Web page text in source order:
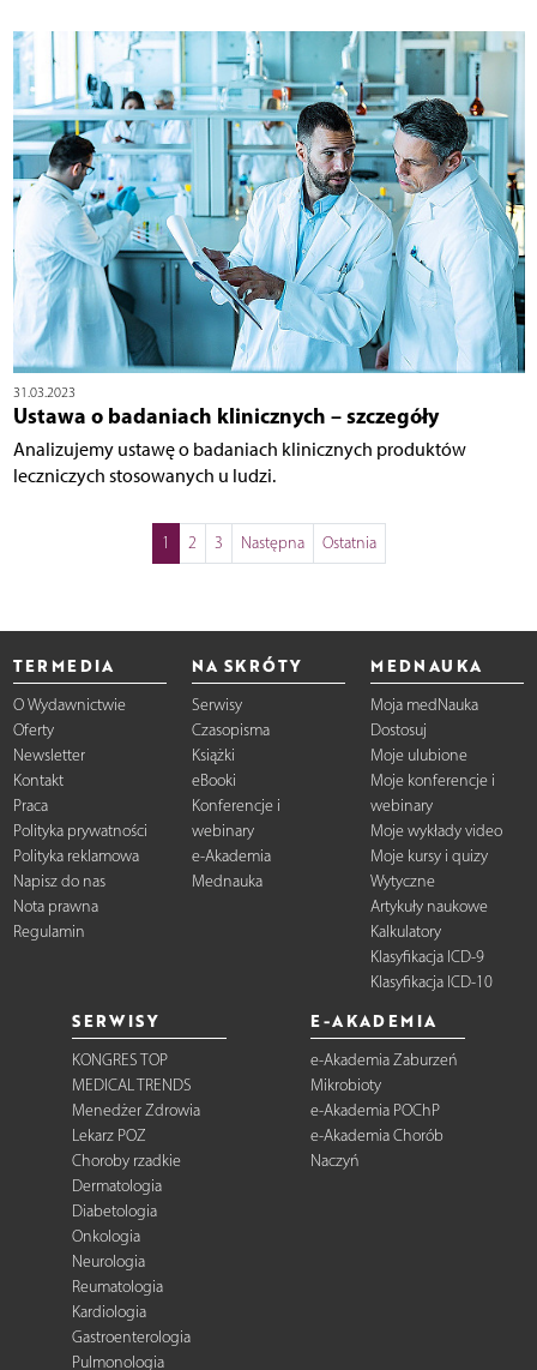
31.03.2023
Ustawa o badaniach klinicznych – szczegóły
Analizujemy ustawę o badaniach klinicznych produktów
leczniczych stosowanych u ludzi.
1 2 3 Następna Ostatnia
TERMEDIA
O Wydawnictwie
Oferty
Newsletter
Kontakt
Praca
Polityka prywatności
Polityka reklamowa
Napisz do nas
Nota prawna
Regulamin
NA SKRÓTY
Serwisy
Czasopisma
Książki
eBooki
Konferencje i
webinary
e-Akademia
Mednauka
MEDNAUKA
Moja medNauka
Dostosuj
Moje ulubione
Moje konferencje i
webinary
Moje wykłady video
Moje kursy i quizy
Wytyczne
Artykuły naukowe
Kalkulatory
Klasyfikacja ICD-9
Klasyfikacja ICD-10
SERWISY
KONGRES TOP
MEDICAL TRENDS
Menedżer Zdrowia
Lekarz POZ
Choroby rzadkie
Dermatologia
Diabetologia
Onkologia
Neurologia
Reumatologia
Kardiologia
Gastroenterologia
Pulmonologia
E-AKADEMIA
e-Akademia Zaburzeń
Mikrobioty
e-Akademia POChP
e-Akademia Chorób
Naczyń